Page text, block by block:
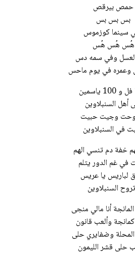
حمص بيرقص
بس بس بس
سينما كوزموس
هُس هُس هُس
وفي سمه دس
وعمره في يوم ماحس
أهل السنبلاوين
وجيت حبيت
في السنبلاوين
خفة دم تنسي الهم
في غم الدور يتلم
لباريس يا عريس
السنبلاوين
أنا مالي منجى
وألعب قانون
وضفايري حلى
حلى قشر الليمون